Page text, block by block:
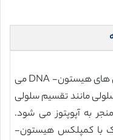
اتصال مولکول های کوچک با کمپلکس های هیستون- DNA می
مانند تقسیم سلولی
به آپوپتوز می شود.
با کمپلکس هیستون-